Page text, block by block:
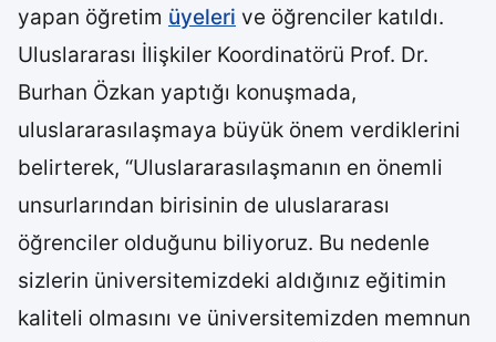
yapan öğretim üyeleri ve öğrenciler katıldı.
Uluslararası İlişkiler Koordinatörü Prof. Dr.
Burhan Özkan yaptığı konuşmada,
uluslararasılaşmaya büyük önem verdiklerini
belirterek, “Uluslararasılaşmanın en önemli
unsurlarından birisinin de uluslararası
öğrenciler olduğunu biliyoruz. Bu nedenle
sizlerin üniversitemizdeki aldığınız eğitimin
kaliteli olmasını ve üniversitemizden memnun